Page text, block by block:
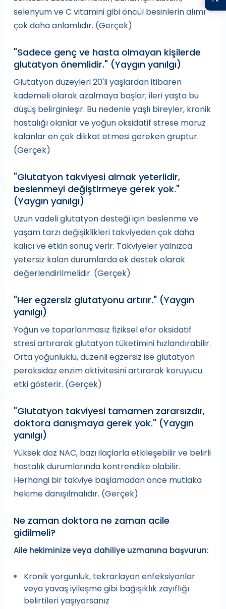
selenyum ve C vitamini gibi öncül besinlerin alımı
çok daha anlamlıdır. (Gerçek)
"Sadece genç ve hasta olmayan kişilerde
glutatyon önemlidir." (Yaygın yanılgı)
Glutatyon düzeyleri 20'li yaşlardan itibaren
kademeli olarak azalmaya başlar; ileri yaşta bu
düşüş belirginleşir. Bu nedenle yaşlı bireyler, kronik
hastalığı olanlar ve yoğun oksidatif strese maruz
kalanlar en çok dikkat etmesi gereken gruptur.
(Gerçek)
"Glutatyon takviyesi almak yeterlidir,
beslenmeyi değiştirmeye gerek yok."
(Yaygın yanılgı)
Uzun vadeli glutatyon desteği için beslenme ve
yaşam tarzı değişiklikleri takviyeden çok daha
kalıcı ve etkin sonuç verir. Takviyeler yalnızca
yetersiz kalan durumlarda ek destek olarak
değerlendirilmelidir. (Gerçek)
"Her egzersiz glutatyonu artırır." (Yaygın
yanılgı)
Yoğun ve toparlanmasız fiziksel efor oksidatif
stresi artırarak glutatyon tüketimini hızlandırabilir.
Orta yoğunluklu, düzenli egzersiz ise glutatyon
peroksidaz enzim aktivitesini artırarak koruyucu
etki gösterir. (Gerçek)
"Glutatyon takviyesi tamamen zararsızdır,
doktora danışmaya gerek yok." (Yaygın
yanılgı)
Yüksek doz NAC, bazı ilaçlarla etkileşebilir ve belirli
hastalık durumlarında kontrendike olabilir.
Herhangi bir takviye başlamadan önce mutlaka
hekime danışılmalıdır. (Gerçek)
Ne zaman doktora ne zaman acile
gidilmeli?
Aile hekiminize veya dahiliye uzmanına başvurun:
Kronik yorgunluk, tekrarlayan enfeksiyonlar
veya yavaş iyileşme gibi bağışıklık zayıflığı
belirtileri yaşıyorsanız